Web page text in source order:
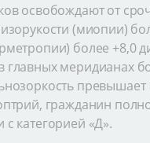
освобождают от
(миопии)
более +8,0
меридианах
превышает
гражданин
категорией «Д».